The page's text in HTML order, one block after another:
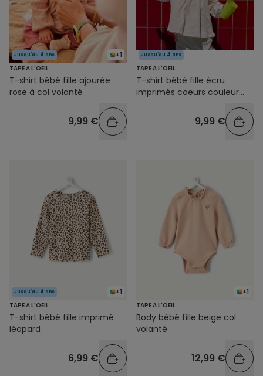
+1
Jusqu'au 4 ans
TAPE A L'OEIL
T-shirt bébé fille ajourée
rose à col volanté
9,99 €
Jusqu'au 4 ans
TAPE A L'OEIL
T-shirt bébé fille écru
imprimés coeurs couleur
9,99 €
+1
Jusqu'au 4 ans
TAPE A L'OEIL
T-shirt bébé fille imprimé
léopard
6,99 €
+1
TAPE A L'OEIL
Body bébé fille beige col
volanté
12,99 €